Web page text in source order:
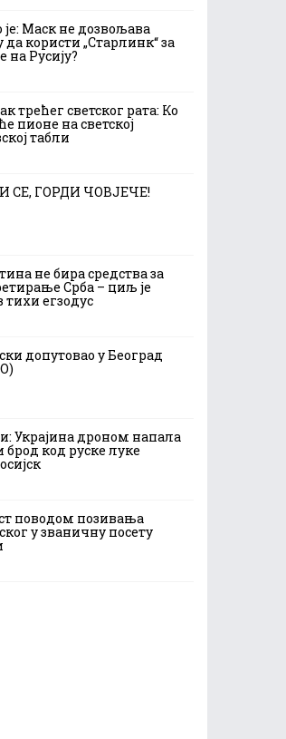
је: Маск не дозвољава
да користи „Старлинк“ за
на Русију?
трећег светског рата: Ко
пионе на светској
табли
СЕ, ГОРДИ ЧОВЈЕЧЕ!
не бира средства за
Срба – циљ је
егзодус
допутовао у Београд
Украјина дроном напала
брод код руске луке
поводом позивања
у званичну посету